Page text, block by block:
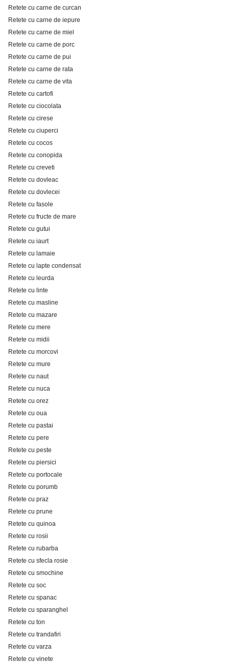
Retete cu carne de curcan
Retete cu carne de iepure
Retete cu carne de miel
Retete cu carne de porc
Retete cu carne de pui
Retete cu carne de rata
Retete cu carne de vita
Retete cu cartofi
Retete cu ciocolata
Retete cu cirese
Retete cu ciuperci
Retete cu cocos
Retete cu conopida
Retete cu creveti
Retete cu dovleac
Retete cu dovlecei
Retete cu fasole
Retete cu fructe de mare
Retete cu gutui
Retete cu iaurt
Retete cu lamaie
Retete cu lapte condensat
Retete cu leurda
Retete cu linte
Retete cu masline
Retete cu mazare
Retete cu mere
Retete cu midii
Retete cu morcovi
Retete cu mure
Retete cu naut
Retete cu nuca
Retete cu orez
Retete cu oua
Retete cu pastai
Retete cu pere
Retete cu peste
Retete cu piersici
Retete cu portocale
Retete cu porumb
Retete cu praz
Retete cu prune
Retete cu quinoa
Retete cu rosii
Retete cu rubarba
Retete cu sfecla rosie
Retete cu smochine
Retete cu soc
Retete cu spanac
Retete cu sparanghel
Retete cu ton
Retete cu trandafiri
Retete cu varza
Retete cu vinete